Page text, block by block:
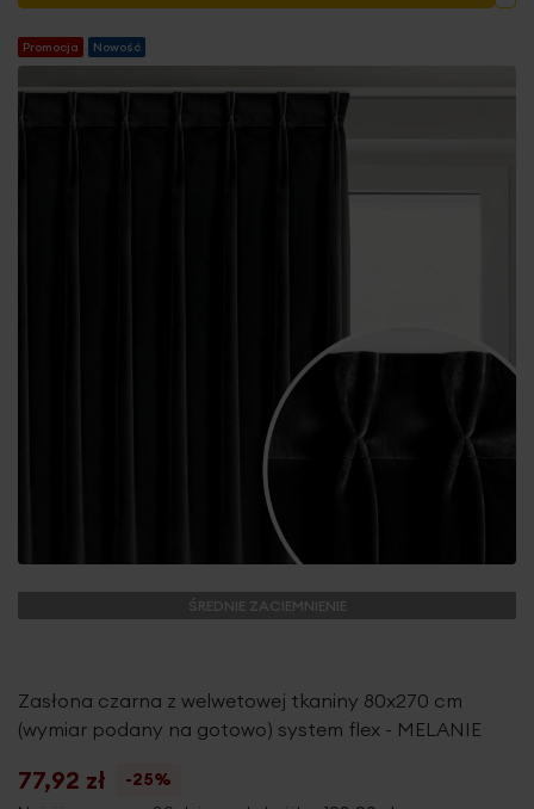
Promocja Nowość
ŚREDNIE ZACIEMNIENIE
Zasłona czarna z welwetowej tkaniny 80x270 cm
(wymiar podany na gotowo) system flex - MELANIE
77,92 zł
-25%